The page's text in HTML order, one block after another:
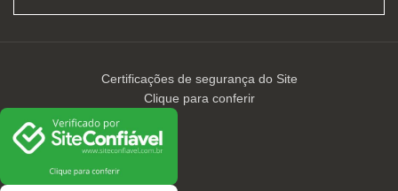
Certificações de segurança do Site
Clique para conferir